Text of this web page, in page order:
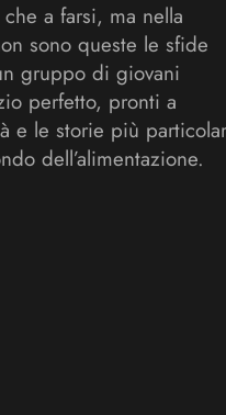
a farsi, ma nella
sono queste le sfide
gruppo di giovani
perfetto, pronti a
e le storie più
dell’alimentazione.